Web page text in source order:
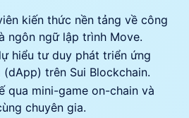
kiến thức nền tảng về công
ngôn ngữ lập trình Move.
hiểu tư duy phát triển ứng
trên Sui Blockchain.
qua mini-game on-chain và
chuyên gia.